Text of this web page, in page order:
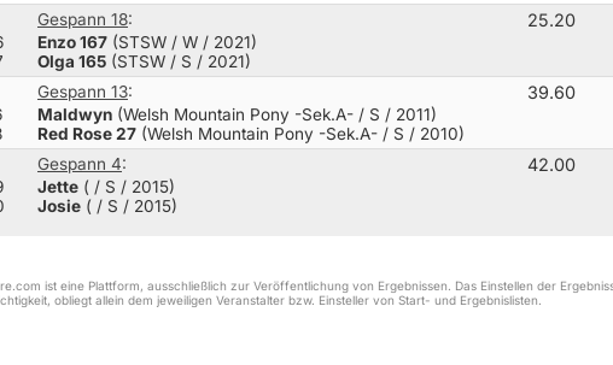
Gespann 18:
Enzo 167 (STSW / W / 2021)
Olga 165 (STSW / S / 2021)
25.20
Gespann 13:
Maldwyn (Welsh Mountain Pony -Sek.A- / S / 2011)
Red Rose 27 (Welsh Mountain Pony -Sek.A- / S / 2010)
39.60
Gespann 4:
Jette ( / S / 2015)
Josie ( / S / 2015)
42.00
ist eine Plattform, ausschließlich zur Veröffentlichung von Ergebnissen. Das Einstellen der
obliegt allein dem jeweiligen Veranstalter bzw. Einsteller von Start- und Ergebnislisten.